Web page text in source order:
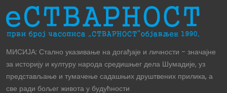
МИСИЈА: Стално указивање на догађаје и личности - значајне
за историју и културу народа средишњег дела Шумадије, уз
представљање и тумачење садашњих друштвених прилика, а
све ради бољег живота у будућности